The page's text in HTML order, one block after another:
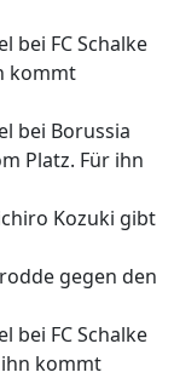
bei FC Schalke
kommt
bei Borussia
Platz. Für ihn
Kozuki gibt
gegen den
bei FC Schalke
ihn kommt